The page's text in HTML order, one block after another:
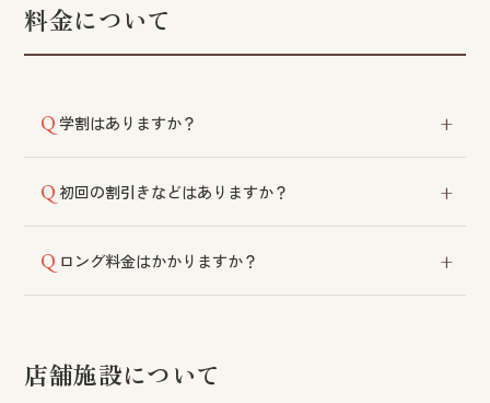
料金について
学割はありますか？
す。詳細は各店舗にご相談ください。
初回の割引きなどはありますか？
おりません。
ロング料金はかかりますか？
店舗施設について